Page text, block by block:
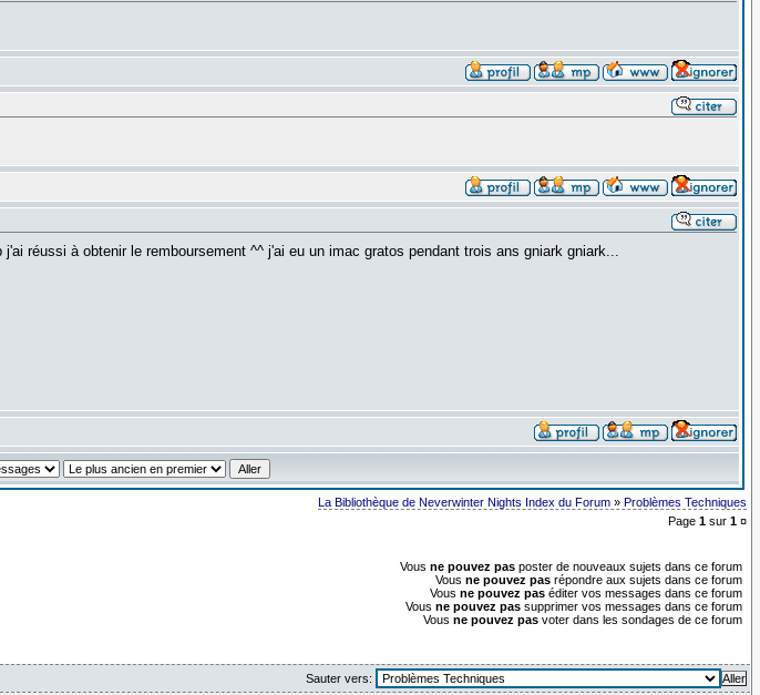
réussi à obtenir le remboursement ^^ j'ai eu un imac gratos pendant trois ans gniark gniark...
La Bibliothèque de Neverwinter Nights Index du Forum »Problèmes Techniques
Page1 sur1 ¤
Vousne pouvez pas poster de nouveaux sujets dans ce forum
Vousne pouvez pas répondre aux sujets dans ce forum
Vousne pouvez pas éditer vos messages dans ce forum
Vousne pouvez pas supprimer vos messages dans ce forum
Vousne pouvez pas voter dans les sondages de ce forum
Sauter vers: